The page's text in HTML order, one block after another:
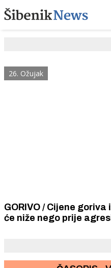
26. Ožujak
GORIVO / Cijene
će niže nego prije